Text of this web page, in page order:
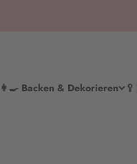
👩‍🍳 Backen & Dekorieren